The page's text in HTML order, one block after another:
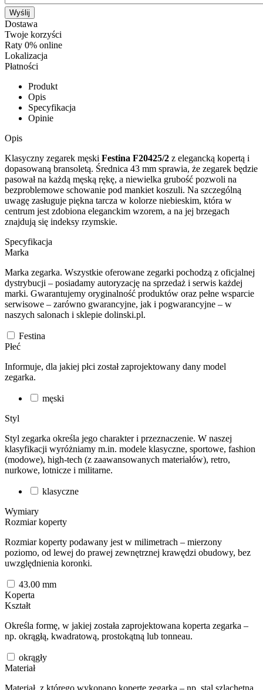
Wyślij
Dostawa
Twoje korzyści
Raty 0% online
Lokalizacja
Płatności
Produkt
Opis
Specyfikacja
Opinie
Opis
Klasyczny zegarek męski Festina F20425/2 z elegancką kopertą i
dopasowaną bransoletą. Średnica 43 mm sprawia, że zegarek będzie
pasował na każdą męską rękę, a niewielka grubość pozwoli na
bezproblemowe schowanie pod mankiet koszuli. Na szczególną
uwagę zasługuje piękna tarcza w kolorze niebieskim, która w
centrum jest zdobiona eleganckim wzorem, a na jej brzegach
znajdują się indeksy rzymskie.
Specyfikacja
Marka
Marka zegarka. Wszystkie oferowane zegarki pochodzą z oficjalnej
dystrybucji – posiadamy autoryzację na sprzedaż i serwis każdej
marki. Gwarantujemy oryginalność produktów oraz pełne wsparcie
serwisowe – zarówno gwarancyjne, jak i pogwarancyjne – w
naszych salonach i sklepie dolinski.pl.
Festina
Płeć
Informuje, dla jakiej płci został zaprojektowany dany model
zegarka.
męski
Styl
Styl zegarka określa jego charakter i przeznaczenie. W naszej
klasyfikacji wyróżniamy m.in. modele klasyczne, sportowe, fashion
(modowe), high-tech (z zaawansowanych materiałów), retro,
nurkowe, lotnicze i militarne.
klasyczne
Wymiary
Rozmiar koperty
Rozmiar koperty podawany jest w milimetrach – mierzony
poziomo, od lewej do prawej zewnętrznej krawędzi obudowy, bez
uwzględnienia koronki.
43.00 mm
Koperta
Kształt
Określa formę, w jakiej została zaprojektowana koperta zegarka –
np. okrągłą, kwadratową, prostokątną lub tonneau.
okrągły
Materiał
Materiał, z którego wykonano kopertę zegarka – np. stal szlachetna,